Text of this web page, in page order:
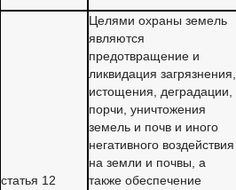
статья 12
Целями охраны земель
являются
предотвращение и
ликвидация загрязнения,
истощения, деградации,
порчи, уничтожения
земель и почв и иного
негативного воздействия
на земли и почвы, а
также обеспечение